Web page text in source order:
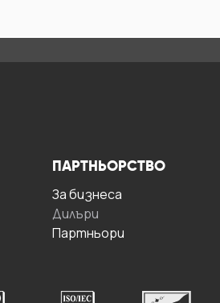
ПАРТНЬОРСТВО
За бизнесa
Дилъри
Партньори